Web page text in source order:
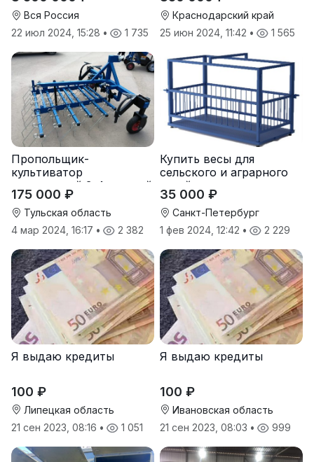
Вся Россия
22 июл 2024, 15:28 • 1 735
Краснодарский край
25 июн 2024, 11:42 • 1 565
Пропольщик-
культиватор
штригерный 3-4-рядный
«ТУЛКА-3/4»
175 000 ₽
Тульская область
4 мар 2024, 16:17 • 2 382
Купить весы для
сельского и аграрного
хозяйства от
производителя
35 000 ₽
Санкт-Петербург
1 фев 2024, 12:42 • 2 229
Я выдаю кредиты
100 ₽
Липецкая область
21 сен 2023, 08:16 • 1 051
Я выдаю кредиты
100 ₽
Ивановская область
21 сен 2023, 08:03 • 999